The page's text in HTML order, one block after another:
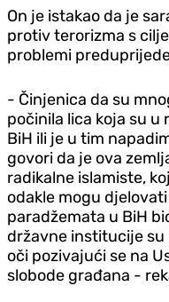
On je istakao da je
protiv terorizma s
problemi
- Činjenica da su
počinila lica koja su
BiH ili je u tim
govori da je ova
radikalne islamiste,
odakle mogu
paradžemata u BiH
državne institucije
oči pozivajući se na
slobode građana -